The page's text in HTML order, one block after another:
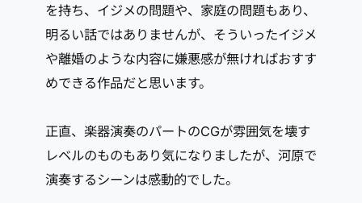
を持ち、イジメの問題や、家庭の問題もあり、
明るい話ではありませんが、そういったイジメ
や離婚のような内容に嫌悪感が無ければおすす
めできる作品だと思います。
正直、楽器演奏のパートのCGが雰囲気を壊す
レベルのものもあり気になりましたが、河原で
演奏するシーンは感動的でした。